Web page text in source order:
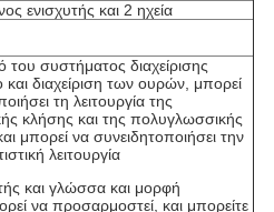
ενισχυτής και 2 ηχεία
του συστήματος διαχείρισης
και διαχείριση των ουρών, μπορεί
τη λειτουργία της
κλήσης και της πολυγλωσσικής
μπορεί να συνειδητοποιήσει την
λειτουργία
και γλώσσα και μορφή
να προσαρμοστεί, και μπορείτε